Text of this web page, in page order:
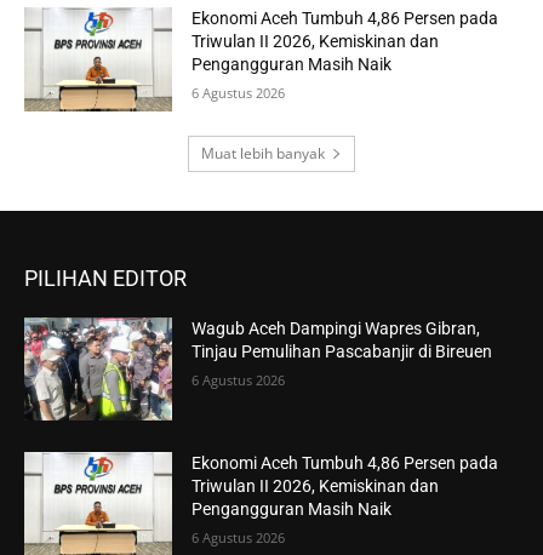
Ekonomi Aceh Tumbuh 4,86 Persen pada
Triwulan II 2026, Kemiskinan dan
Pengangguran Masih Naik
6 Agustus 2026
Muat lebih banyak
PILIHAN EDITOR
Wagub Aceh Dampingi Wapres Gibran,
Tinjau Pemulihan Pascabanjir di Bireuen
6 Agustus 2026
Ekonomi Aceh Tumbuh 4,86 Persen pada
Triwulan II 2026, Kemiskinan dan
Pengangguran Masih Naik
6 Agustus 2026